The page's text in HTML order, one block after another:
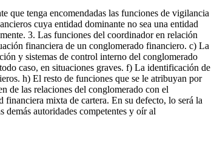
que tenga encomendadas las funciones de vigilancia
cuya entidad dominante no sea una entidad
3. Las funciones del coordinador en relación
financiera de un conglomerado financiero. c) La
y sistemas de control interno del conglomerado
caso, en situaciones graves. f) La identificación de
h) El resto de funciones que se le atribuyan por
de las relaciones del conglomerado con el
financiera mixta de cartera. En su defecto, lo será la
autoridades competentes y oír al